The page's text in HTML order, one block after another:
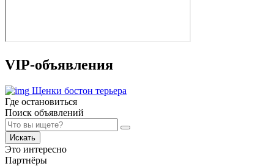
VIP-объявления
Щенки бостон терьера
Где остановиться
Поиск объявлений
Искать
Это интересно
Партнёры